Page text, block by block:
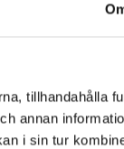
tillhandahålla
annan
i sin tur